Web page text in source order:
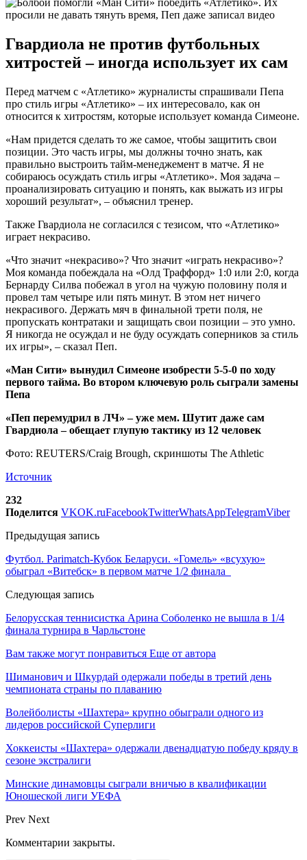
Гвардиола не против футбольных
хитростей – иногда использует их сам
Перед матчем с «Атлетико» журналисты спрашивали Пепа
про стиль игры «Атлетико» – их интересовало, как он
относится к хитростям, которые использует команда Симеоне.
«Нам придется сделать то же самое, чтобы защитить свои
позиции. Это часть игры, мы должны точно знать, как
правильно выстроить тайм-менеджемент в матче. Я не
собираюсь осуждать стиль игры «Атлетико». Моя задача –
проанализировать ситуацию и понять, как выжать из игры
хороший результат», – объяснил тренер.
Также Гвардиола не согласился с тезисом, что «Атлетико»
играет некрасиво.
«Что значит «некрасиво»? Что значит «играть некрасиво»?
Моя команда побеждала на «Олд Траффорд» 1:0 или 2:0, когда
Бернарду Силва побежал в угол на чужую половину поля и
провел там четыре или пять минут. В этом нет ничего
некрасивого. Держать мяч в финальной трети поля, не
пропускать контратаки и защищать свои позиции – это умно.
Я никогда не осуждал и не буду осуждать соперников за стиль
их игры», – сказал Пеп.
«Ман Сити» вынудил Симеоне изобрести 5-5-0 по ходу
первого тайма. Во втором ключевую роль сыграли замены
Пепа
«Пеп перемудрил в ЛЧ» – уже мем. Шутит даже сам
Гвардиола – обещает глупую тактику из 12 человек
Фото: REUTERS/Craig Brough, скриншоты The Athletic
Источник
232
Поделится VKOK.ruFacebookTwitterWhatsAppTelegramViber
Предыдущая запись
Футбол. Parimatch-Кубок Беларуси. «Гомель» «всухую»
обыграл «Витебск» в первом матче 1/2 финала
Следующая запись
Белорусская теннисистка Арина Соболенко не вышла в 1/4
финала турнира в Чарльстоне
Вам также могут понравиться Еще от автора
Шиманович и Шкурдай одержали победы в третий день
чемпионата страны по плаванию
Волейболисты «Шахтера» крупно обыграли одного из
лидеров российской Суперлиги
Хоккеисты «Шахтера» одержали двенадцатую победу кряду в
сезоне экстралиги
Минские динамовцы сыграли вничью в квалификации
Юношеской лиги УЕФА
Prev Next
Комментарии закрыты.